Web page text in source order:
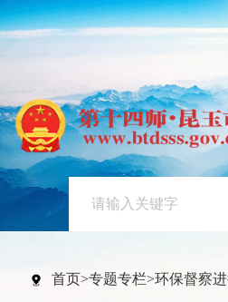
首页>专题专栏>环保督察